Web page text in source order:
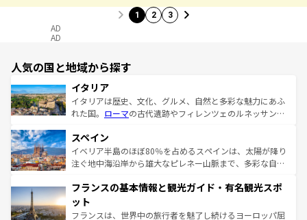
1 2 3
AD
AD
人気の国と地域から探す
イタリア
イタリアは歴史、文化、グルメ、自然と多彩な魅力にあふ
れた国。 ローマの古代遺跡やフィレンツェのルネッサンス
ろん、トスカーナの美しい田園風景やアマルフィ海岸の絶
景など、自然景観も見逃せない。観光の合間には、本場の
ピザやパスタなど、絶品のイタリア料理を堪能することも
ませてくれるイタリアで、忘れられない旅をしてみよう！
なお、新着のイタリア情報は
しい。
スペイン
イベリア半島のほぼ80％を占めるスペインは、太陽が降り
注ぐ地中海沿岸から雄大なピレネー山脈まで、多彩な自然
文化が根付くこの国では、情熱的なフラメンコ、熱気あふ
れる闘牛、そして美味しいタパスが生活の一部となってい
る。首都マドリードの洗練された雰囲気や、バルセロナの
フランスの基本情報と観光ガイド・有名観光スポ
ット
フランスは、世界中の旅行者を魅了し続けるヨーロッパ屈